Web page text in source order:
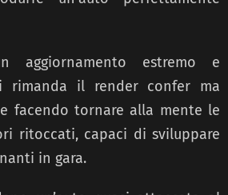
estremo e
rimanda il render confer ma
facendo tornare alla mente le
ritoccati, capaci di sviluppare
in gara.